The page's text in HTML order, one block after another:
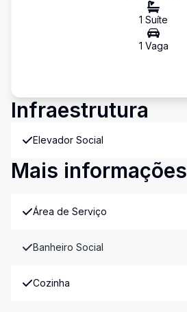
1 Suíte
1 Vaga
Infraestrutura
Elevador Social
Mais informações
Área de Serviço
Banheiro Social
Cozinha